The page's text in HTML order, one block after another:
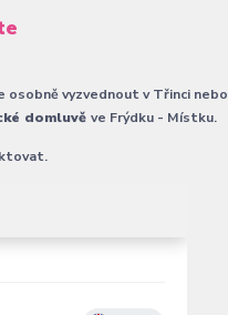
osobně vyzvednout v Třinci nebo
domluvěve Frýdku - Místku.